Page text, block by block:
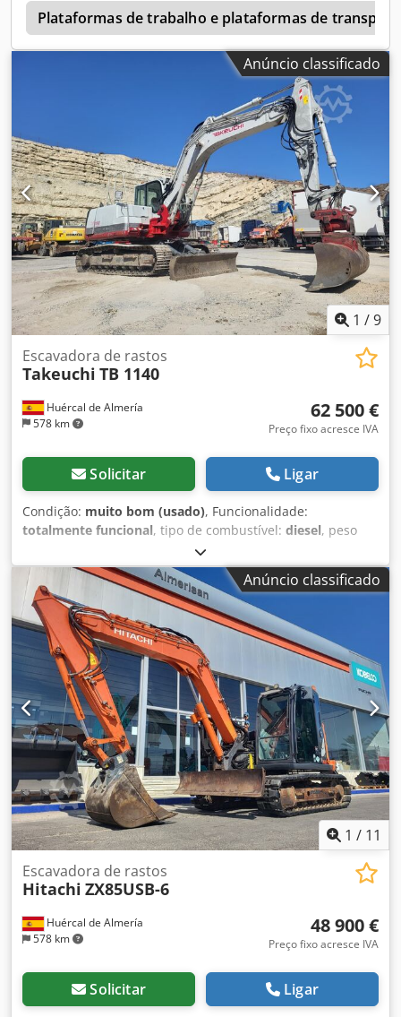
Plataformas de trabalho e plataformas de
Anúncio classificado
1 /9
Huércal de Almería
578 km
Escavadora de rastos
Takeuchi TB 1140
62 500 €
Preço fixo acresce IVA
Solicitar Ligar
Condição: muito bom (usado), Funcionalidade:
totalmente funcional, tipo de combustível: diesel, peso
, tipo de mastro:
2015, horas de funcionamento:9 867 h, Equipamento:ar
condicionado, baixo nível de ruído, cabina, computador
de bordo, esteiras de aço, hidráulica, martelo hidráulico
Escavadora de esteiras Takeuchi TB1140 Lâmina dozer 3
caçambas Martelo Sistema de inclinação hidráulica
Dsdeztkvmspfx Aaijkr Ar condicionado Em muito bom
estado geral Mais informações no site da Almerisan.
Anúncio classificado
1 / 11
Huércal de Almería
578 km
Escavadora de rastos
Hitachi ZX85USB-6
48 900 €
Preço fixo acresce IVA
Solicitar Ligar